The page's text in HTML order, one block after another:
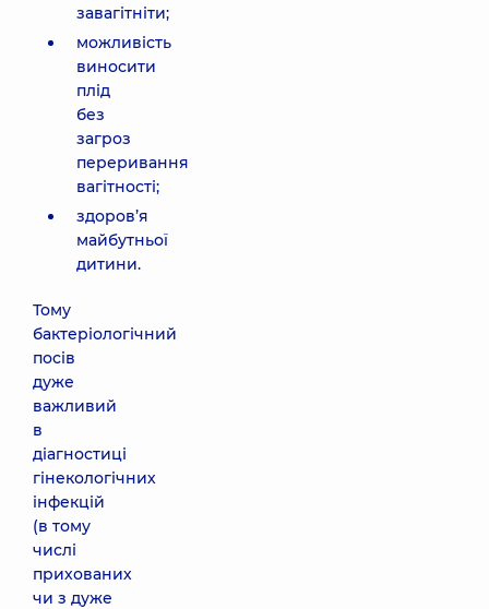
завагітніти;
можливість
виносити
плід
без
загроз
переривання
вагітності;
здоров’я
майбутньої
дитини.
Тому
бактеріологічний
посів
дуже
важливий
в
діагностиці
гінекологічних
інфекцій
(в тому
числі
прихованих
чи з дуже